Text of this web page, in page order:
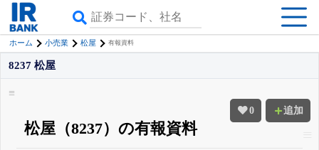
ホーム 小売業 松屋 有報資料
0 追加
8237 松屋
松屋（8237）の有報資料